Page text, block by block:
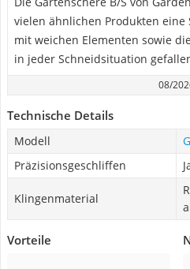
vielen ähnlichen Produkten
mit weichen Elementen sowie
in jeder Schneidsituation
08/
Technische Details
Modell
Präzisionsgeschliffen
Klingenmaterial
Vorteile